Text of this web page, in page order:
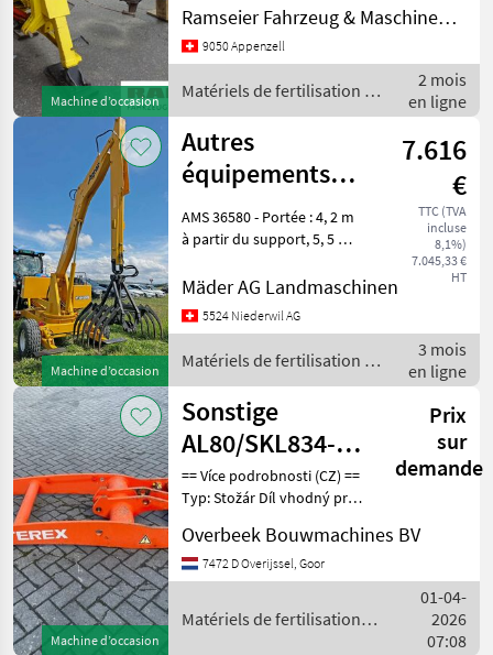
Machine d’occasion
Abstützung, guter Zustand.
Matériels de fertilisation et
irrigation Grues à fumier
Ramseier Fahrzeug & Maschinen AG
9050 Appenzell
Matériels de fertilisation et
irrigation / Griesser
2 mois
en ligne
Machine d’occasion
Autres
équipements
agricoles, grue à
fumier Krüger
7.616
€
TTC (TVA
incluse
8,1%)
7.045,33 €
HT
AMS 36580 - Portée : 4, 2 m
à partir du support, 5, 5 m à
couronne pivotante -
(bord inférieur) -
Mäder AG Landmaschinen
5524 Niederwil AG
Matériels de fertilisation et
irrigation / Sonstige
3 mois
en ligne
Machine d’occasion
Sonstige
AL80/SKL834-
6452020001-
Lifting
framework/Giek
Prix
sur
demande
== Více podrobnosti (CZ) ==
Typ: Stožár Díl vhodný pro:
konstrukce DPH/marže:
Odpočet DPH pro
podnikatele Sériové číslo:
Overbeek Bouwmachines BV
7472 D Overijssel, Goor
Matériels de fertilisation et
01-04-
2026
07:08